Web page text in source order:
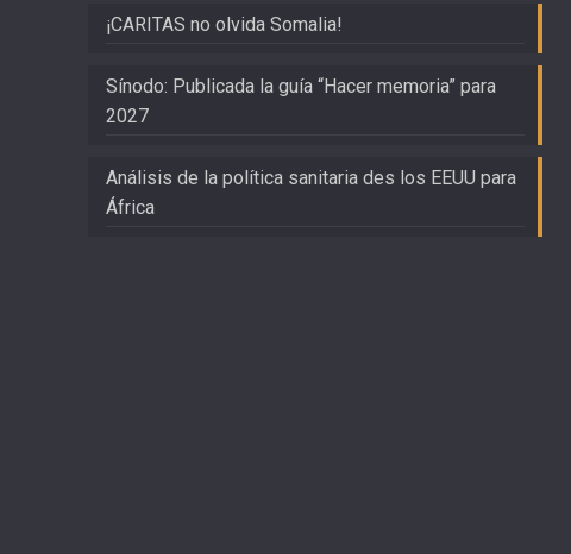
¡CARITAS no olvida Somalia!
Sínodo: Publicada la guía “Hacer memoria” para
2027
Análisis de la política sanitaria des los EEUU para
África